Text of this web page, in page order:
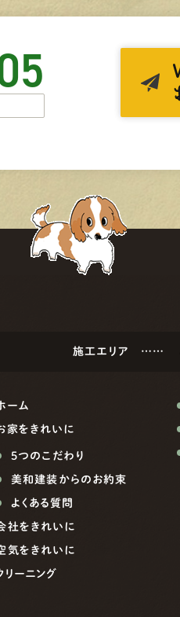
施工エリア ……
ーム
家をきれいに
5つのこだわり
美和建装からのお約束
よくある質問
社をきれいに
気をきれいに
リーニング